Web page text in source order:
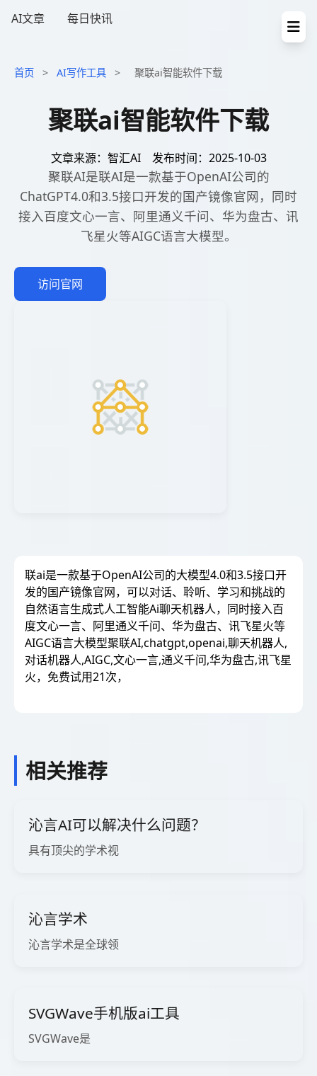
AI文章 每日快讯
首页 > AI写作工具 > 聚联ai智能软件下载
聚联ai智能软件下载
文章来源：智汇AI 发布时间：2025-10-03
聚联AI是联AI是一款基于OpenAI公司的
ChatGPT4.0和3.5接口开发的国产镜像官网，同时
接入百度文心一言、阿里通义千问、华为盘古、讯
飞星火等AIGC语言大模型。
访问官网
联ai是一款基于OpenAI公司的大模型4.0和3.5接口开
发的国产镜像官网，可以对话、聆听、学习和挑战的
自然语言生成式人工智能Ai聊天机器人，同时接入百
度文心一言、阿里通义千问、华为盘古、讯飞星火等
AIGC语言大模型聚联AI,chatgpt,openai,聊天机器人,
对话机器人,AIGC,文心一言,通义千问,华为盘古,讯飞星
火，免费试用21次，
相关推荐
沁言AI可以解决什么问题？
具有顶尖的学术视
沁言学术
沁言学术是全球领
SVGWave手机版ai工具
SVGWave是